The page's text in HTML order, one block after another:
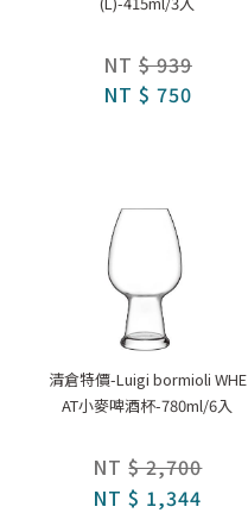
NT $ 939
NT $ 750
清倉特價-Luigi bormioli WHE
AT小麥啤酒杯-780ml/6入
NT $ 2,700
NT $ 1,344